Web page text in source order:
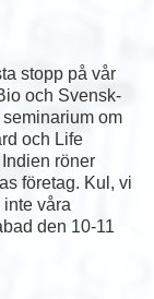
stopp på vår
och Svensk-
om
och Life
röner
företag. Kul, vi
våra
den 10-11